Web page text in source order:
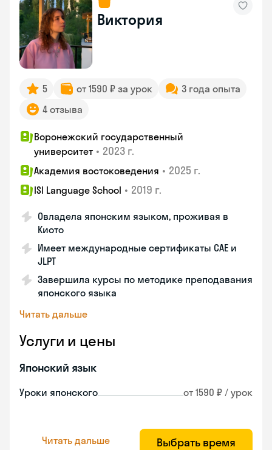
Виктория
5 от 1590 ₽ за урок
3 года опыта
4 отзыва
Воронежский государственный
университет • 2023 г.
Академия востоковедения • 2025 г.
ISI Language School • 2019 г.
Овладела японским языком, проживая в
Киото
Имеет международные сертификаты CAE и
JLPT
Завершила курсы по методике преподавания
японского языка
Читать дальше
Услуги и цены
Японский язык
Уроки японского от 1590 ₽ / урок
Читать дальше Выбрать время